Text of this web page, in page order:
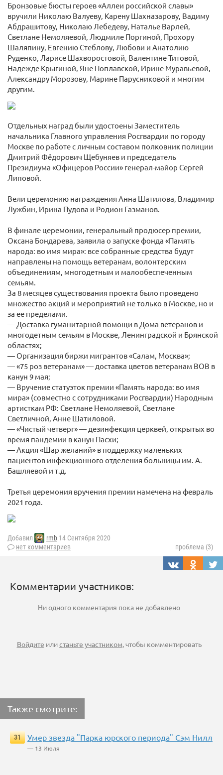
Бронзовые бюсты героев «Аллеи российской славы»
вручили Николаю Валуеву, Карену Шахназарову, Вадиму
Абдрашитову, Николаю Лебедеву, Наталье Варлей,
Светлане Немоляевой, Людмиле Поргиной, Прохору
Шаляпину, Евгению Стеблову, Любови и Анатолию
Руденко, Ларисе Шахворостовой, Валентине Титовой,
Надежде Крыгиной, Яне Поплавской, Ирине Муравьевой,
Александру Морозову, Марине Парусниковой и многим
другим.
Отдельных наград были удостоены Заместитель
начальника Главного управления Росгвардии по городу
Москве по работе с личным составом полковник полиции
Дмитрий Фёдорович Щебуняев и председатель
Президиума «Офицеров России» генерал-майор Сергей
Липовой.
Вели церемонию награждения Анна Шатилова, Владимир
Лужбин, Ирина Пудова и Родион Газманов.
В финале церемонии, генеральный продюсер премии,
Оксана Бондарева, заявила о запуске фонда «Память
народа: во имя мира»: все собранные средства будут
направлены на помощь ветеранам, волонтерским
объединениям, многодетным и малообеспеченным
семьям.
За 8 месяцев существования проекта было проведено
множество акций и мероприятий не только в Москве, но и
за ее пределами.
— Доставка гуманитарной помощи в Дома ветеранов и
многодетным семьям в Москве, Ленинградской и Брянской
областях;
— Организация биржи мигрантов «Салам, Москва»;
— «75 роз ветеранам» — доставка цветов ветеранам ВОВ в
канун 9 мая;
— Вручение статуэток премии «Память народа: во имя
мира» (совместно с сотрудниками Росгвардии) Народным
артисткам РФ: Светлане Немоляевой, Светлане
Светличной, Анне Шатиловой.
— «Чистый четверг» — дезинфекция церквей, открытых во
время пандемии в канун Пасхи;
— Акция «Шар желаний» в поддержку маленьких
пациентов инфекционного отделения больницы им. А.
Башляевой и т.д.
Третья церемония вручения премии намечена на февраль
2021 года.
Добавил rmb 14 Сентября 2020
нет комментариев
проблема (3)
Комментарии участников:
Ни одного комментария пока не добавлено
Войдите илистаньте участником , чтобы комментировать
Также смотрите:
31 Умер звезда "Парка юрского периода" Сэм Нилл
— 13 Июля